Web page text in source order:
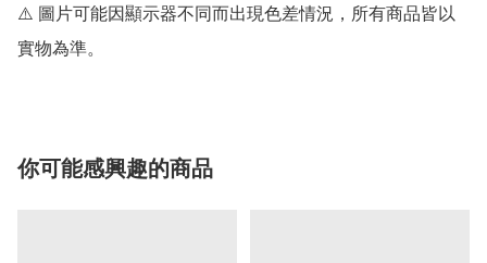
⚠️ 圖片可能因顯示器不同而出現色差情況，所有商品皆以
實物為準。
你可能感興趣的商品